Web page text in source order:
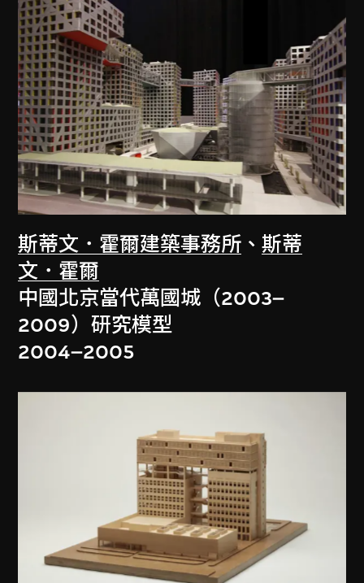
斯蒂文．霍爾建築事務所 、斯蒂
文．霍爾
中國北京當代萬國城（2003–
2009）研究模型
2004–2005